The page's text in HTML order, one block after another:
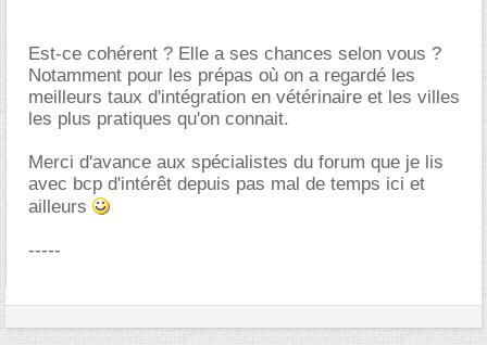
Est-ce cohérent ? Elle a ses chances selon vous ?
Notamment pour les prépas où on a regardé les
meilleurs taux d'intégration en vétérinaire et les villes
les plus pratiques qu'on connait.
Merci d'avance aux spécialistes du forum que je lis
avec bcp d'intérêt depuis pas mal de temps ici et
ailleurs
-----